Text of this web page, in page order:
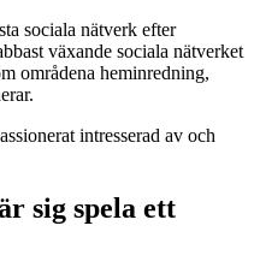
sociala nätverk efter
växande sociala nätverket
områdena heminredning,
intresserad av och
sig spela ett